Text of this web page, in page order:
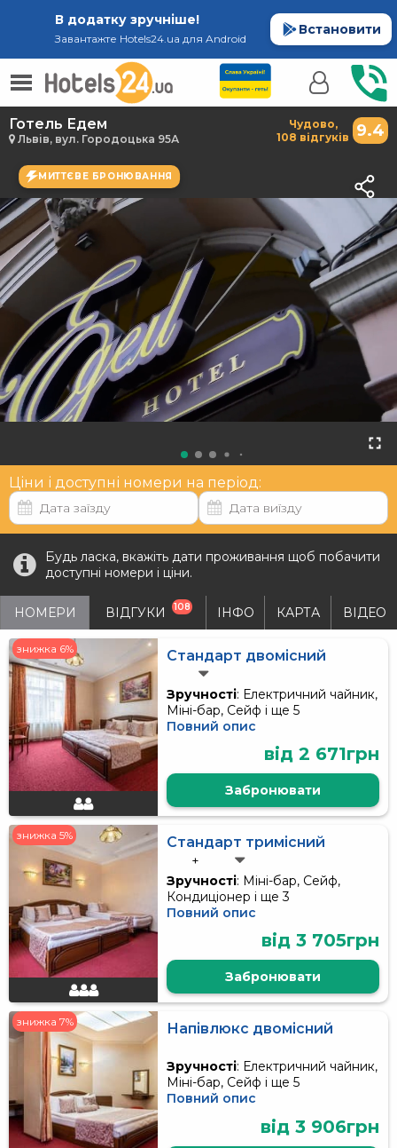
В додатку зручніше!
Завантажте Hotels24.ua для Android
Встановити
Готель Едем
Львів, вул. Городоцька 95А
Чудово, 9.4
108 відгуків
МИТТЄВЕ БРОНЮВАННЯ
Ціни і доступні номери на період:
Будь ласка, вкажіть дати проживання щоб побачити
доступні номери і ціни.
НОМЕРИ ВІДГУКИ 108 ІНФО КАРТА ВІДЕО
знижка 6% Стандарт двомісний
Зручності: Електричний чайник,
Міні-бар, Сейф і ще 5
Повний опис
від 2 671грн
Забронювати
знижка 5% Стандарт тримісний
+
Зручності: Міні-бар, Сейф,
Кондиціонер і ще 3
Повний опис
від 3 705грн
Забронювати
знижка 7% Напівлюкс двомісний
Зручності: Електричний чайник,
Міні-бар, Сейф і ще 5
Повний опис
від 3 906грн